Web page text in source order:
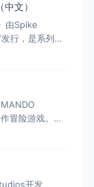
文定名） 美国
文）
由Spike
行，是系列暌
Switch 2双平
感操控与全区
多种模式。
冒险游戏。双
踏上横跨荒
头目战与即时
开发、